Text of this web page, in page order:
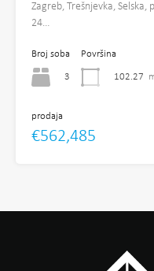
Zagreb, Trešnjevka,
24…
Broj soba
3
Površina
102.27
prodaja
€562,485